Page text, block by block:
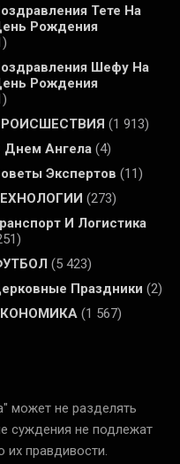
Тете На
Рождения
Шефу На
Рождения
(1 913)
Днем Ангела (4)
Экспертов (11)
(273)
И Логистика
(5 423)
Праздники (2)
(1 567)
может не разделять
суждения не подлежат
правдивости.